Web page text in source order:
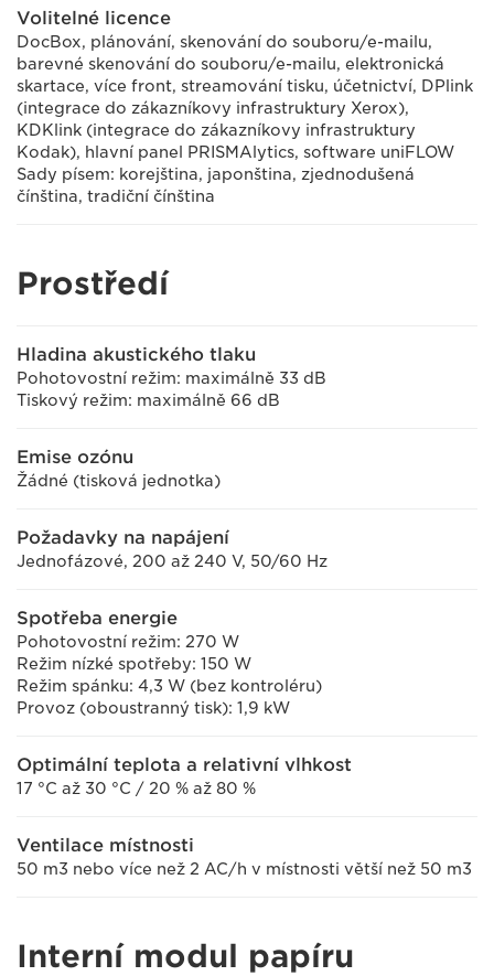
Volitelné licence
DocBox, plánování, skenování do souboru/e-mailu,
barevné skenování do souboru/e-mailu, elektronická
skartace, více front, streamování tisku, účetnictví, DPlink
(integrace do zákazníkovy infrastruktury Xerox),
KDKlink (integrace do zákazníkovy infrastruktury
Kodak), hlavní panel PRISMAlytics, software uniFLOW
Sady písem: korejština, japonština, zjednodušená
čínština, tradiční čínština
Prostředí
Hladina akustického tlaku
Pohotovostní režim: maximálně 33 dB
Tiskový režim: maximálně 66 dB
Emise ozónu
Žádné (tisková jednotka)
Požadavky na napájení
Jednofázové, 200 až 240 V, 50/60 Hz
Spotřeba energie
Pohotovostní režim: 270 W
Režim nízké spotřeby: 150 W
Režim spánku: 4,3 W (bez kontroléru)
Provoz (oboustranný tisk): 1,9 kW
Optimální teplota a relativní vlhkost
17 °C až 30 °C / 20 % až 80 %
Ventilace místnosti
50 m3 nebo více než 2 AC/h v místnosti větší než 50 m3
Interní modul papíru